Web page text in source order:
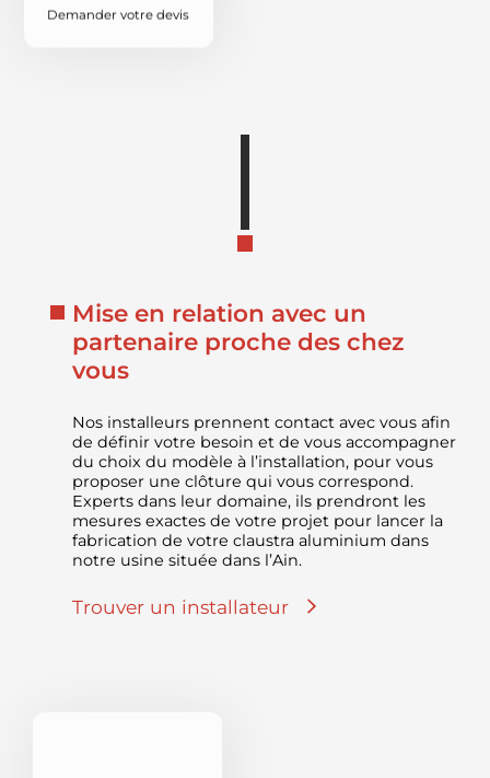
Demander votre devis
Mise en relation avec un
partenaire proche des chez
vous
Nos installeurs prennent contact avec vous afin
de définir votre besoin et de vous accompagner
du choix du modèle à l’installation, pour vous
proposer une clôture qui vous correspond.
Experts dans leur domaine, ils prendront les
mesures exactes de votre projet pour lancer la
fabrication de votre claustra aluminium dans
notre usine située dans l’Ain.
Trouver un installateur